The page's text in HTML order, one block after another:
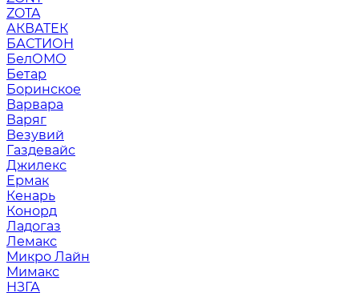
ZOTA
АКВАТЕК
БАСТИОН
БелОМО
Бетар
Боринское
Варвара
Варяг
Везувий
Газдевайс
Джилекс
Ермак
Кенарь
Конорд
Ладогаз
Лемакс
Микро Лайн
Мимакс
НЗГА